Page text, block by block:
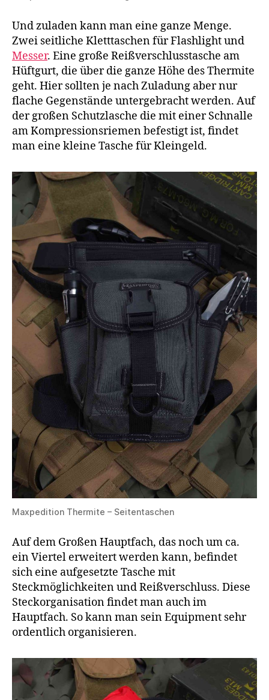
Und zuladen kann man eine ganze Menge.
Zwei seitliche Kletttaschen für Flashlight und
Messer. Eine große Reißverschlusstasche am
Hüftgurt, die über die ganze Höhe des Thermite
geht. Hier sollten je nach Zuladung aber nur
flache Gegenstände untergebracht werden. Auf
der großen Schutzlasche die mit einer Schnalle
am Kompressionsriemen befestigt ist, findet
man eine kleine Tasche für Kleingeld.
Maxpedition Thermite – Seitentaschen
Auf dem Großen Hauptfach, das noch um ca.
ein Viertel erweitert werden kann, befindet
sich eine aufgesetzte Tasche mit
Steckmöglichkeiten und Reißverschluss. Diese
Steckorganisation findet man auch im
Hauptfach. So kann man sein Equipment sehr
ordentlich organisieren.